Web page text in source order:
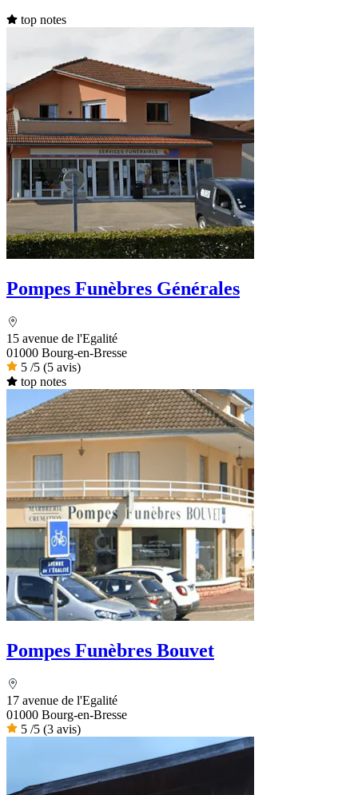
top notes
Pompes Funèbres Générales
15 avenue de l'Egalité
01000 Bourg-en-Bresse
5 /5 (5 avis)
top notes
Pompes Funèbres Bouvet
17 avenue de l'Egalité
01000 Bourg-en-Bresse
5 /5 (3 avis)